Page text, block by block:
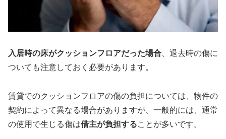
入居時の床がクッションフロアだった場合 、退去時の傷に
ついても注意しておく必要があります。
賃貸でのクッションフロアの傷の負担については、物件の
契約によって異なる場合がありますが、一般的には、通常
の使用で生じる傷は借主が負担することが多いです。